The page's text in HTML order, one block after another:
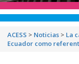
ACESS > Noticias > La
Ecuador como